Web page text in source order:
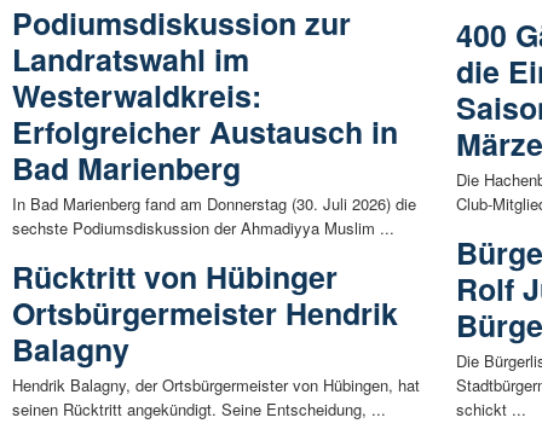
Podiumsdiskussion zur
Landratswahl im
Westerwaldkreis:
Erfolgreicher Austausch in
Bad Marienberg
In Bad Marienberg fand am Donnerstag (30. Juli 2026) die
sechste Podiumsdiskussion der Ahmadiyya Muslim ...
Rücktritt von Hübinger
Ortsbürgermeister Hendrik
Balagny
Hendrik Balagny, der Ortsbürgermeister von Hübingen, hat
seinen Rücktritt angekündigt. Seine Entscheidung, ...
400
die
Die
Club-
Rolf
Die
schickt ...